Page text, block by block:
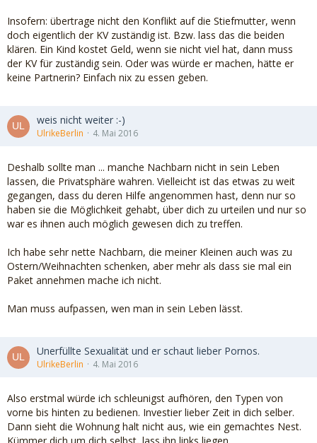
Insofern: übertrage nicht den Konflikt auf die Stiefmutter, wenn
doch eigentlich der KV zuständig ist. Bzw. lass das die beiden
klären. Ein Kind kostet Geld, wenn sie nicht viel hat, dann muss
der KV für zuständig sein. Oder was würde er machen, hätte er
keine Partnerin? Einfach nix zu essen geben.
weis nicht weiter :-)
UlrikeBerlin 4. Mai 2016
Deshalb sollte man ... manche Nachbarn nicht in sein Leben
lassen, die Privatsphäre wahren. Vielleicht ist das etwas zu weit
gegangen, dass du deren Hilfe angenommen hast, denn nur so
haben sie die Möglichkeit gehabt, über dich zu urteilen und nur so
war es ihnen auch möglich gewesen dich zu treffen.
Ich habe sehr nette Nachbarn, die meiner Kleinen auch was zu
Ostern/Weihnachten schenken, aber mehr als dass sie mal ein
Paket annehmen mache ich nicht.
Man muss aufpassen, wen man in sein Leben lässt.
Unerfüllte Sexualität und er schaut lieber Pornos.
UlrikeBerlin 4. Mai 2016
Also erstmal würde ich schleunigst aufhören, den Typen von
vorne bis hinten zu bedienen. Investier lieber Zeit in dich selber.
Dann sieht die Wohnung halt nicht aus, wie ein gemachtes Nest.